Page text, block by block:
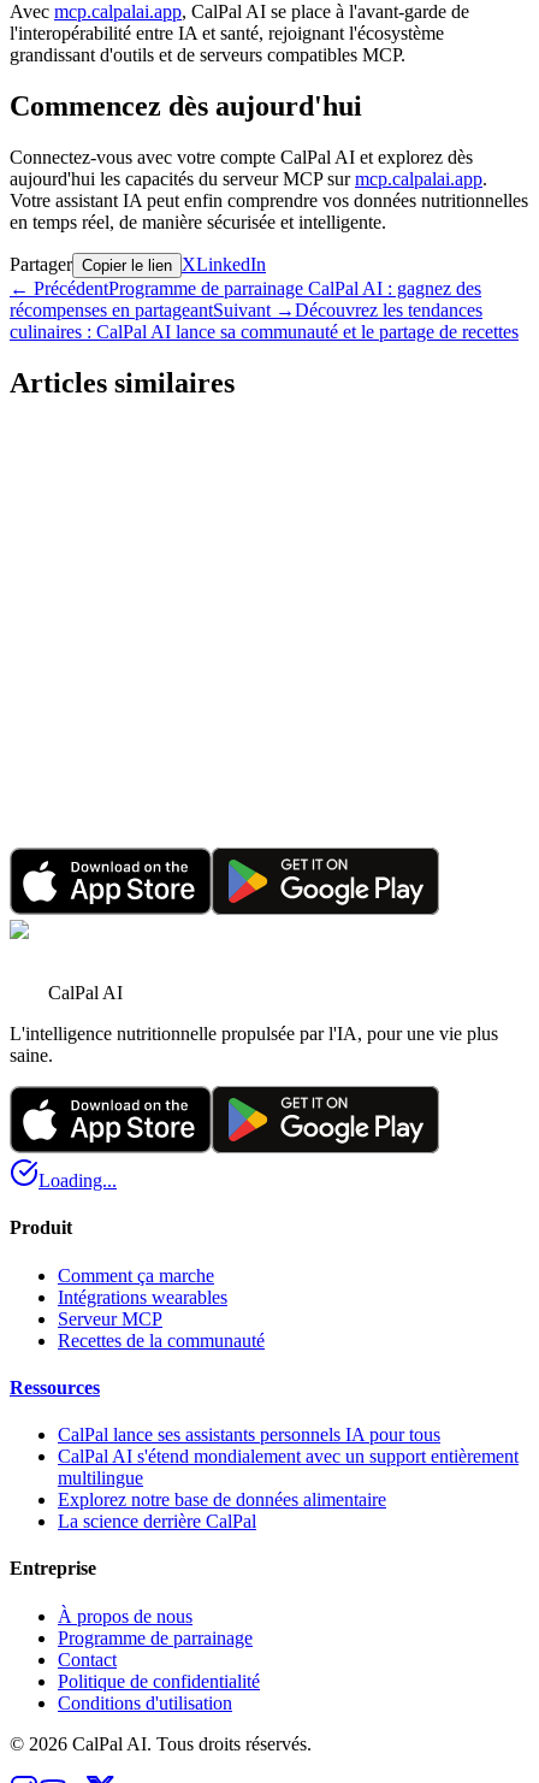
Avec mcp.calpalai.app, CalPal AI se place à l'avant-garde de
l'interopérabilité entre IA et santé, rejoignant l'écosystème
grandissant d'outils et de serveurs compatibles MCP.
Commencez dès aujourd'hui
Connectez-vous avec votre compte CalPal AI et explorez dès
aujourd'hui les capacités du serveur MCP surmcp.calpalai.app.
Votre assistant IA peut enfin comprendre vos données nutritionnelles
en temps réel, de manière sécurisée et intelligente.
Partager Copier le lien XLinkedIn
← PrécédentProgramme de parrainage CalPal AI : gagnez des
récompenses en partageantSuivant →Découvrez les tendances
culinaires : CalPal AI lance sa communauté et le partage de recettes
Articles similaires
1 janv. 2026•6 minutes de lecture
CalPal AI
L'intelligence nutritionnelle propulsée par l'IA, pour une vie plus
saine.
Loading...
Produit
Comment ça marche
Intégrations wearables
Serveur MCP
Recettes de la communauté
Ressources
CalPal lance ses assistants personnels IA pour tous
CalPal AI s'étend mondialement avec un support entièrement
multilingue
Explorez notre base de données alimentaire
La science derrière CalPal
Entreprise
À propos de nous
Programme de parrainage
Contact
Politique de confidentialité
Conditions d'utilisation
© 2026 CalPal AI. Tous droits réservés.